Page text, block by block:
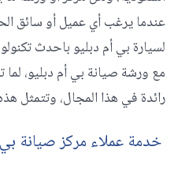
عندما يرغب أي عميل أو سائق
لسيارة بي أم دبليو باحدث
مع ورشة صيانة بي أم دبليو،
رائدة في هذا المجال، وتتمثل
خدمة عملاء مركز صيانة